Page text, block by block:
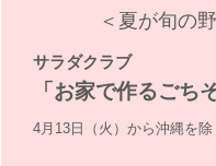
＜夏が旬の
サラダクラブ
「お家で作るご
4月13日（火）から沖縄を